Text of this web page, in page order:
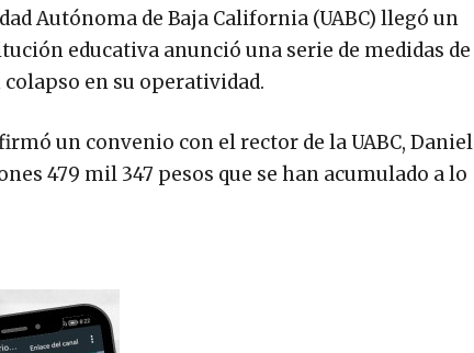
Autónoma de Baja California (UABC) llegó un
educativa anunció una serie de medidas de
en su operatividad.
un convenio con el rector de la UABC, Daniel
479 mil 347 pesos que se han acumulado a lo